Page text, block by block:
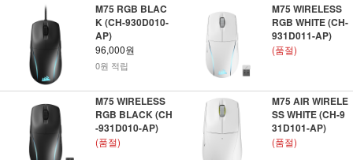
M75 RGB BLAC
K (CH-930D010-
AP)
96,000원
0원 적립
M75 WIRELESS
RGB WHITE (CH-
931D011-AP)
(품절)
M75 WIRELESS
RGB BLACK (CH
-931D010-AP)
(품절)
M75 AIR WIRELE
SS WHITE (CH-9
31D101-AP)
(품절)